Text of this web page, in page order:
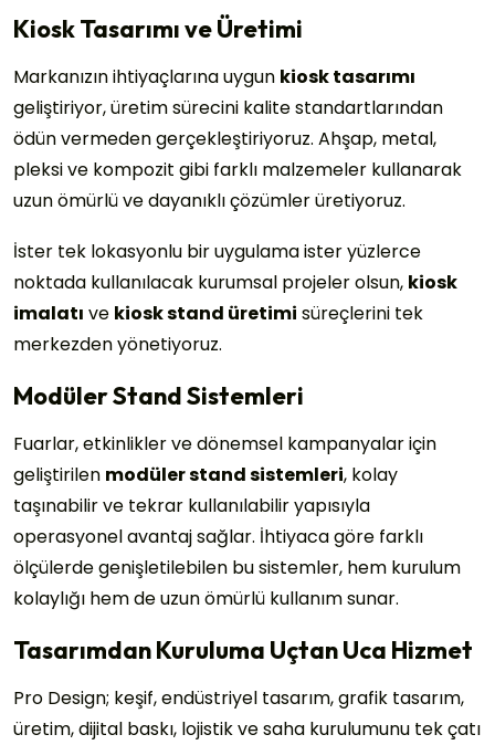
Kiosk Tasarımı ve Üretimi
Markanızın ihtiyaçlarına uygun kiosk tasarımı
geliştiriyor, üretim sürecini kalite standartlarından
ödün vermeden gerçekleştiriyoruz. Ahşap, metal,
pleksi ve kompozit gibi farklı malzemeler kullanarak
uzun ömürlü ve dayanıklı çözümler üretiyoruz.
İster tek lokasyonlu bir uygulama ister yüzlerce
noktada kullanılacak kurumsal projeler olsun, kiosk
imalatı ve kiosk stand üretimi süreçlerini tek
merkezden yönetiyoruz.
Modüler Stand Sistemleri
Fuarlar, etkinlikler ve dönemsel kampanyalar için
geliştirilen modüler stand sistemleri, kolay
taşınabilir ve tekrar kullanılabilir yapısıyla
operasyonel avantaj sağlar. İhtiyaca göre farklı
ölçülerde genişletilebilen bu sistemler, hem kurulum
kolaylığı hem de uzun ömürlü kullanım sunar.
Tasarımdan Kuruluma Uçtan Uca Hizmet
Pro Design; keşif, endüstriyel tasarım, grafik tasarım,
üretim, dijital baskı, lojistik ve saha kurulumunu tek çatı